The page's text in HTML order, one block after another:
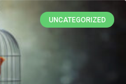
UNCATEGORIZED